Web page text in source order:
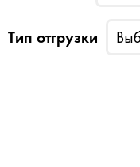
Тип отгрузки